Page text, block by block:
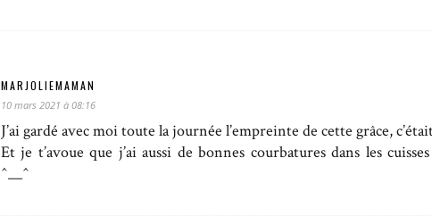
MARJOLIEMAMAN
10 mars 2021 à 08:16
J’ai gardé avec moi toute la journée l’empreinte de cette grâce,
Et je t’avoue que j’ai aussi de bonnes courbatures dans les
^__^